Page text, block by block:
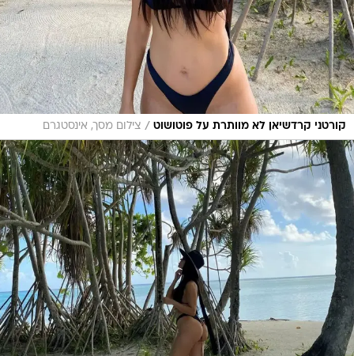
קורטני קרדשיאן לא מוותרת על פוטושוט / צילום מסך, אינסטגרם